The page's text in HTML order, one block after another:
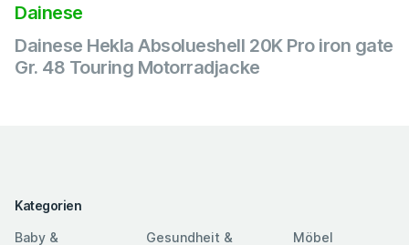
Dainese
Dainese Hekla Absolueshell 20K Pro iron gate
Gr. 48 Touring Motorradjacke
Kategorien
Baby &
Gesundheit &
Möbel